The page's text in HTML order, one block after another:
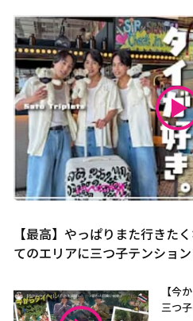
【最高】やっぱりまた行きた
てのエリアに三つ子テンション
【今
三つ